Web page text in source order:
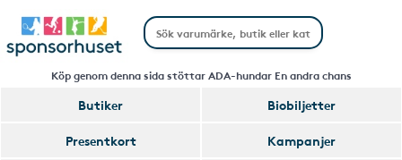
Köp genom denna sida stöttar ADA-hundar En andra chans
Butiker
Biobiljetter
Presentkort
Kampanjer